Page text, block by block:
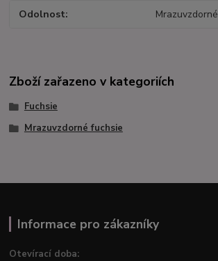
Odolnost Mrazuvzdorné
Zboží zařazeno v kategoriích
Fuchsie
Mrazuvzdorné fuchsie
Informace pro zákazníky
Otevírací doba: